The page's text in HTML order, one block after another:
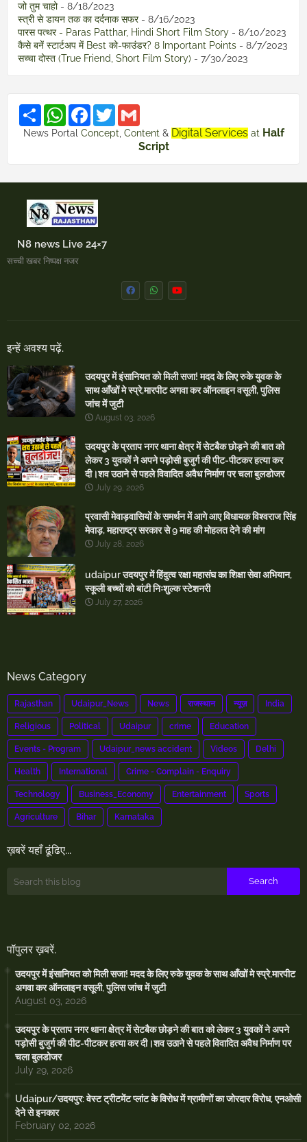
जो तुम चाहो- 8/18/2023
स्त्री से डायन तक का दर्दनाक सफर- 8/16/2023
पारस पत्थर - Paras Patthar, Hindi Short Film Story - 8/10/2023
कैसे बनें स्टार्टअप में Best को-फाउंडर? 8 Important Points - 8/7/2023
सच्चा दोस्त (True Friend, Short Film Story) - 7/30/2023
S
a
W
a
A
F
c
o
T
w
i
e
a
i
l
News Portal Concept Content & Digital Services at Half
Script
N8 news Live 24×7
सच्ची खबर निष्पक्ष नजर
इन्हें अवश्य पढ़ें.
उदयपुर में इंसानियत को मिली सजा! मदद के लिए रुके युवक के
साथ आँखों मे स्प्रे,मारपीट अगवा कर ऑनलाइन वसूली, पुलिस
जांच में जुटी
August 03, 2026
उदयपुर के प्रताप नगर थाना क्षेत्र में सेटबैक छोड़ने की बात को
लेकर 3 युवकों ने अपने पड़ोसी बुजुर्ग की पीट-पीटकर हत्या कर
दी।शव उठाने से पहले विवादित अवैध निर्माण पर चला बुलडोजर
July 29, 2026
प्रवासी मेवाड़वासियों के समर्थन में आगे आए विधायक विश्वराज सिंह
मेवाड़, महाराष्ट्र सरकार से 9 माह की मोहलत देने की मांग
July 28, 2026
udaipur उदयपुर में हिंदुत्व रक्षा महासंघ का शिक्षा सेवा अभियान,
स्कूली बच्चों को बांटी निःशुल्क स्टेशनरी
July 27, 2026
News Category
Rajasthan Udaipur_News News राजस्थान न्यूज़ India
Religious Political Udaipur crime Education
Events - Program Udaipur_news accident Videos Delhi
Health International Crime - Complain - Enquiry
Technology Business_Economy Entertainment Sports
Agriculture Bihar Karnataka
ख़बरें यहाँ ढूंढिए...
पॉपुलर ख़बरें.
उदयपुर में इंसानियत को मिली सजा! मदद के लिए रुके युवक के साथ आँखों मे स्प्रे,मारपीट
अगवा कर ऑनलाइन वसूली, पुलिस जांच में जुटी
August 03, 2026
उदयपुर के प्रताप नगर थाना क्षेत्र में सेटबैक छोड़ने की बात को लेकर 3 युवकों ने अपने
पड़ोसी बुजुर्ग की पीट-पीटकर हत्या कर दी।शव उठाने से पहले विवादित अवैध निर्माण पर
चला बुलडोजर
July 29, 2026
Udaipur/उदयपुर: वेस्ट ट्रीटमेंट प्लांट के विरोध में ग्रामीणों का जोरदार विरोध, एनओसी
देने से इनकार
February 02, 2026